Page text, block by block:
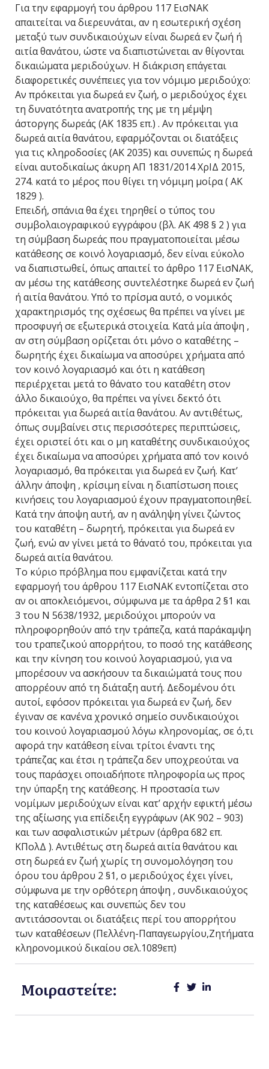
Για την εφαρμογή του άρθρου 117 ΕισΝΑΚ
απαιτείται να διερευνάται, αν η εσωτερική σχέση
μεταξύ των συνδικαιούχων είναι δωρεά εν ζωή ή
αιτία θανάτου, ώστε να διαπιστώνεται αν θίγονται
δικαιώματα μεριδούχων. Η διάκριση επάγεται
διαφορετικές συνέπειες για τον νόμιμο μεριδούχο:
Αν πρόκειται για δωρεά εν ζωή, ο μεριδούχος έχει
τη δυνατότητα ανατροπής της με τη μέμψη
άστοργης δωρεάς (ΑΚ 1835 επ.) . Αν πρόκειται για
δωρεά αιτία θανάτου, εφαρμόζονται οι διατάξεις
για τις κληροδοσίες (ΑΚ 2035) και συνεπώς η δωρεά
είναι αυτοδικαίως άκυρη ΑΠ 1831/2014 ΧρΙΔ 2015,
274. κατά το μέρος που θίγει τη νόμιμη μοίρα ( ΑΚ
1829 ).
Επειδή, σπάνια θα έχει τηρηθεί ο τύπος του
συμβολαιογραφικού εγγράφου (βλ. ΑΚ 498 § 2 ) για
τη σύμβαση δωρεάς που πραγματοποιείται μέσω
κατάθεσης σε κοινό λογαριασμό, δεν είναι εύκολο
να διαπιστωθεί, όπως απαιτεί το άρθρο 117 ΕισΝΑΚ,
αν μέσω της κατάθεσης συντελέστηκε δωρεά εν ζωή
ή αιτία θανάτου. Υπό το πρίσμα αυτό, ο νομικός
χαρακτηρισμός της σχέσεως θα πρέπει να γίνει με
προσφυγή σε εξωτερικά στοιχεία. Κατά μία άποψη ,
αν στη σύμβαση ορίζεται ότι μόνο ο καταθέτης –
δωρητής έχει δικαίωμα να αποσύρει χρήματα από
τον κοινό λογαριασμό και ότι η κατάθεση
περιέρχεται μετά το θάνατο του καταθέτη στον
άλλο δικαιούχο, θα πρέπει να γίνει δεκτό ότι
πρόκειται για δωρεά αιτία θανάτου. Αν αντιθέτως,
όπως συμβαίνει στις περισσότερες περιπτώσεις,
έχει οριστεί ότι και ο μη καταθέτης συνδικαιούχος
έχει δικαίωμα να αποσύρει χρήματα από τον κοινό
λογαριασμό, θα πρόκειται για δωρεά εν ζωή. Κατ’
άλλην άποψη , κρίσιμη είναι η διαπίστωση ποιες
κινήσεις του λογαριασμού έχουν πραγματοποιηθεί.
Κατά την άποψη αυτή, αν η ανάληψη γίνει ζώντος
του καταθέτη – δωρητή, πρόκειται για δωρεά εν
ζωή, ενώ αν γίνει μετά το θάνατό του, πρόκειται για
δωρεά αιτία θανάτου.
Το κύριο πρόβλημα που εμφανίζεται κατά την
εφαρμογή του άρθρου 117 ΕισΝΑΚ εντοπίζεται στο
αν οι αποκλειόμενοι, σύμφωνα με τα άρθρα 2 §1 και
3 του Ν 5638/1932, μεριδούχοι μπορούν να
πληροφορηθούν από την τράπεζα, κατά παράκαμψη
του τραπεζικού απορρήτου, το ποσό της κατάθεσης
και την κίνηση του κοινού λογαριασμού, για να
μπορέσουν να ασκήσουν τα δικαιώματά τους που
απορρέουν από τη διάταξη αυτή. Δεδομένου ότι
αυτοί, εφόσον πρόκειται για δωρεά εν ζωή, δεν
έγιναν σε κανένα χρονικό σημείο συνδικαιούχοι
του κοινού λογαριασμού λόγω κληρονομίας, σε ό,τι
αφορά την κατάθεση είναι τρίτοι έναντι της
τράπεζας και έτσι η τράπεζα δεν υποχρεούται να
τους παράσχει οποιαδήποτε πληροφορία ως προς
την ύπαρξη της κατάθεσης. Η προστασία των
νομίμων μεριδούχων είναι κατ’ αρχήν εφικτή μέσω
της αξίωσης για επίδειξη εγγράφων (ΑΚ 902 – 903)
και των ασφαλιστικών μέτρων (άρθρα 682 επ.
ΚΠολΔ ). Αντιθέτως στη δωρεά αιτία θανάτου και
στη δωρεά εν ζωή χωρίς τη συνομολόγηση του
όρου του άρθρου 2 §1, ο μεριδούχος έχει γίνει,
σύμφωνα με την ορθότερη άποψη , συνδικαιούχος
της καταθέσεως και συνεπώς δεν του
αντιτάσσονται οι διατάξεις περί του απορρήτου
των καταθέσεων (Πελλένη-Παπαγεωργίου,Ζητήματα
κληρονομικού δικαίου σελ.1089επ)
Μοιραστείτε: